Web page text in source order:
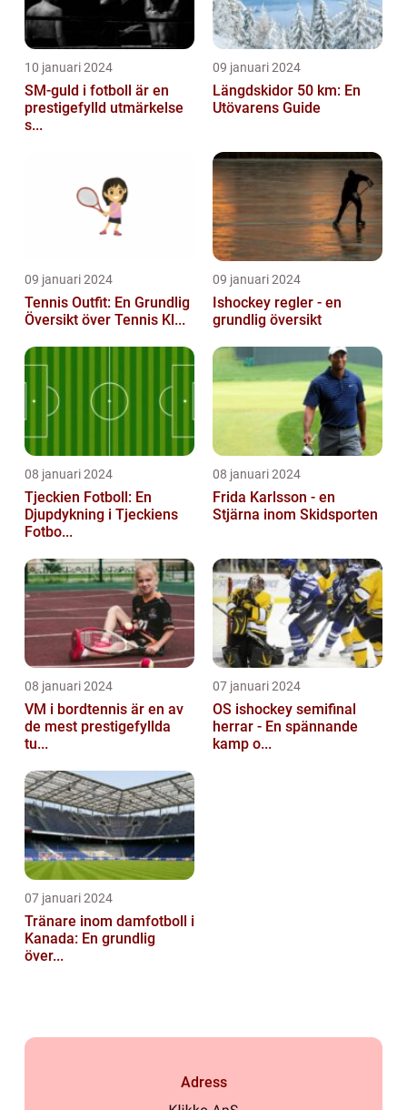
10 januari 2024
SM-guld i fotboll är en
prestigefylld utmärkelse
s...
09 januari 2024
Längdskidor 50 km: En
Utövarens Guide
09 januari 2024
Tennis Outfit: En Grundlig
Översikt över Tennis Kl...
09 januari 2024
Ishockey regler - en
grundlig översikt
08 januari 2024
Tjeckien Fotboll: En
Djupdykning i Tjeckiens
Fotbo...
08 januari 2024
Frida Karlsson - en
Stjärna inom Skidsporten
08 januari 2024
VM i bordtennis är en av
de mest prestigefyllda
tu...
07 januari 2024
OS ishockey semifinal
herrar - En spännande
kamp o...
07 januari 2024
Tränare inom damfotboll i
Kanada: En grundlig
över...
Adress